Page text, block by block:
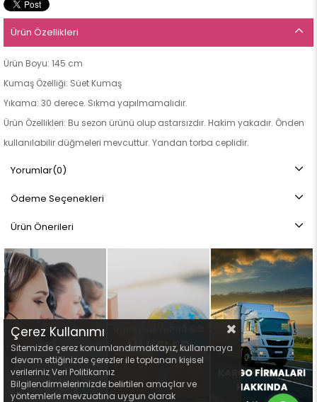
Ürün Özellikleri
Ürün Boyu: 145 cm
Kumaş Özelliği: Süet Kumaş
Yıkama: 30 derece. Sıkma yapılmamalıdır.
Ürün Özellikleri: Bu sezon ürünü olup astarsızdır. Hakim yakadır. Önden
kullanılabilir düğmeleri mevcuttur. Yandan torba ceplidir.
Not: Ürün renginde konsept fotoğraf çekimlerinden dolayı ton farkı
Yorumlar(0)
Ödeme Seçenekleri
Ürün Önerileri
Çerez Kullanımı
Sitemizde çerez konumlandırmaktayız, kullanmaya
devam ettiğinizde çerezler ile toplanan kişisel
verileriniz Veri Politikamız
Bilgilendirmelerimizde belirtilen amaçlar ve
yöntemlerle mevzuatına uygun olarak